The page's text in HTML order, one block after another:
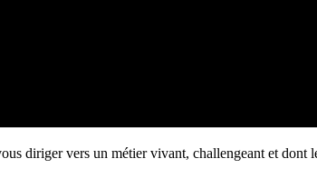
diriger vers un métier vivant, challengeant et